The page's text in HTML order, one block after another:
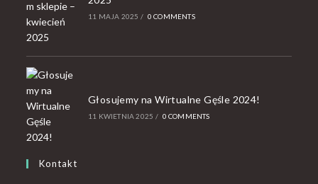
11 MAJA 2025 / 0 COMMENTS
Głosujemy na Wirtualne Gęśle 2024!
11 KWIETNIA 2025 / 0 COMMENTS
Kontakt